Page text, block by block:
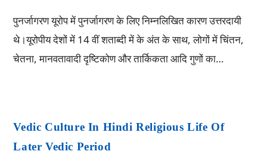
पुनर्जागरण यूरोप में पुनर्जागरण के लिए निम्नलिखित कारण उत्तरदायी
थे।यूरोपीय देशों में 14 वीं शताब्दी में के अंत के साथ, लोगों में चिंतन,
चेतना, मानवतावादी दृष्टिकोण और तार्किकता आदि गुणों का…
Vedic Culture In Hindi Religious Life Of
Later Vedic Period